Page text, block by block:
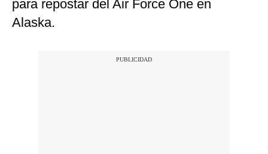
para repostar del Air Force One en
Alaska.